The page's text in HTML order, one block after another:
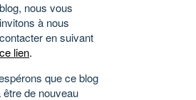
blog, nous vous
invitons à nous
contacter en suivant
ce lien.
que ce blog
être de nouveau